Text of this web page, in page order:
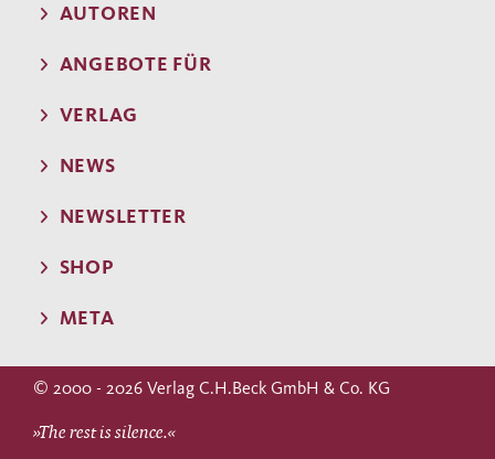
AUTOREN
ANGEBOTE FÜR
VERLAG
NEWS
NEWSLETTER
SHOP
META
© 2000 - 2026 Verlag C.H.Beck GmbH & Co. KG
»The rest is silence.«